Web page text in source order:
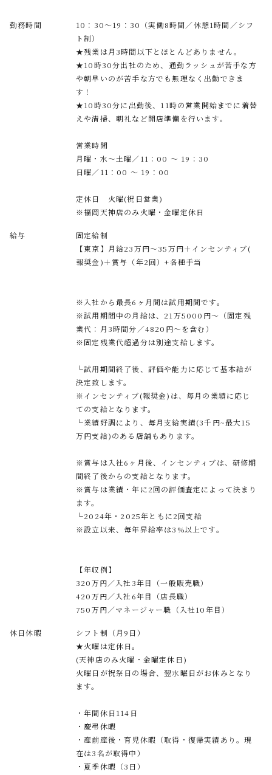
勤務時間
10：30～19：30（実働8時間／休憩1時間／シフ
ト制）
★残業は月3時間以下とほとんどありません。
★10時30分出社のため、通勤ラッシュが苦手な方
や朝早いのが苦手な方でも無理なく出勤できま
す！
★10時30分に出勤後、11時の営業開始までに着替
えや清掃、朝礼など開店準備を行います。
営業時間
月曜・水～土曜／11：00 ～ 19：30
日曜／11：00 ～ 19：00
定休日 火曜(祝日営業)
※福岡天神店のみ火曜・金曜定休日
給与
固定給制
【東京】月給23万円〜35万円＋インセンティブ(
報奨金)＋賞与（年2回）+各種手当
※入社から最長6ヶ月間は試用期間です。
※試用期間中の月給は、21万5000円～（固定残
業代：月3時間分／4820円～を含む）
※固定残業代超過分は別途支給します。
└試用期間終了後、評価や能力に応じて基本給が
決定致します。
※インセンティブ(報奨金)は、毎月の業績に応じ
ての支給となります。
└業績好調により、毎月支給実績(3千円~最大15
万円支給)のある店舗もあります。
※賞与は入社6ヶ月後、インセンティブは、研修期
間終了後からの支給となります。
※賞与は業績・年に2回の評価査定によって決まり
ます。
└2024年・2025年ともに2回支給
※設立以来、毎年昇給率は3%以上です。
【年収例】
320万円／入社3年目（一般販売職）
420万円／入社6年目（店長職）
750万円／マネージャー職（入社10年目）
休日休暇
シフト制（月9日）
★火曜は定休日。
(天神店のみ火曜・金曜定休日)
火曜日が祝祭日の場合、翌水曜日がお休みとなり
ます。
・年間休日114日
・慶弔休暇
・産前産後・育児休暇（取得・復帰実績あり。現
在は3名が取得中）
・夏季休暇（3日）